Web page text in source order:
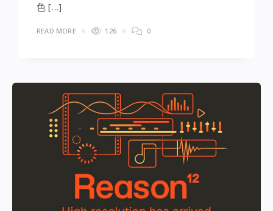
色 […]
READ MORE 126 0